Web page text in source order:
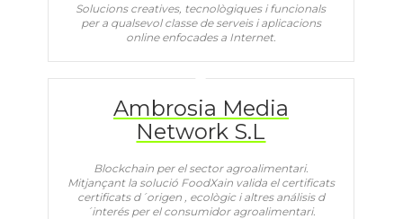
Solucions creatives, tecnològiques i funcionals
per a qualsevol classe de serveis i aplicacions
online enfocades a Internet.
Ambrosia Media
Network S.L
Blockchain per el sector agroalimentari.
Mitjançant la solució FoodXain valida el certificats
certificats d´origen , ecològic i altres análisis d
´interés per el consumidor agroalimentari.